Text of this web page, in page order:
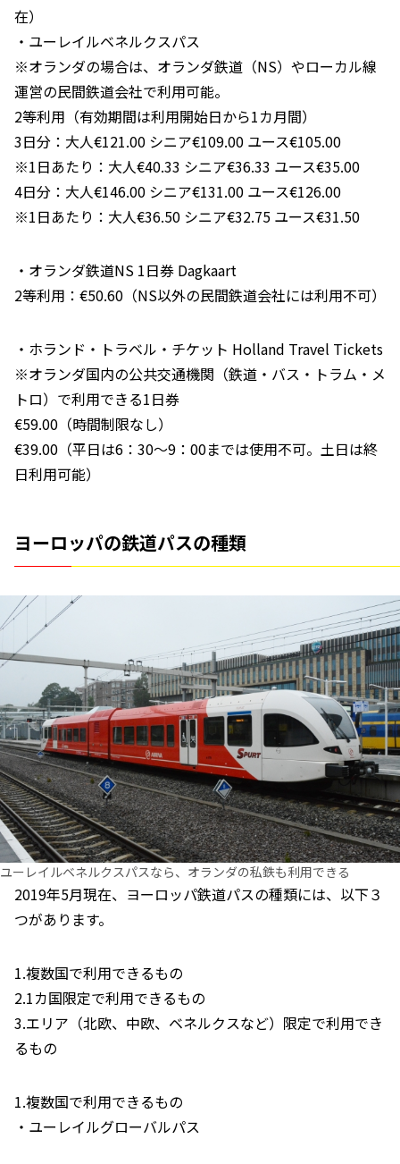
在）
・ユーレイルベネルクスパス
※オランダの場合は、オランダ鉄道（NS）やローカル線
運営の民間鉄道会社で利用可能。
2等利用（有効期間は利用開始日から1カ月間）
3日分：大人€121.00 シニア€109.00 ユース€105.00
※1日あたり：大人€40.33 シニア€36.33 ユース€35.00
4日分：大人€146.00 シニア€131.00 ユース€126.00
※1日あたり：大人€36.50 シニア€32.75 ユース€31.50
・オランダ鉄道NS 1日券 Dagkaart
2等利用：€50.60（NS以外の民間鉄道会社には利用不可）
・ホランド・トラベル・チケット Holland Travel Tickets
※オランダ国内の公共交通機関（鉄道・バス・トラム・メ
トロ）で利用できる1日券
€59.00（時間制限なし）
€39.00（平日は6：30～9：00までは使用不可。土日は終
日利用可能）
ヨーロッパの鉄道パスの種類
ユーレイルベネルクスパスなら、オランダの私鉄も利用できる
2019年5月現在、ヨーロッパ鉄道パスの種類には、以下３
つがあります。
1.複数国で利用できるもの
2.1カ国限定で利用できるもの
3.エリア（北欧、中欧、ベネルクスなど）限定で利用でき
るもの
1.複数国で利用できるもの
・ユーレイルグローバルパス